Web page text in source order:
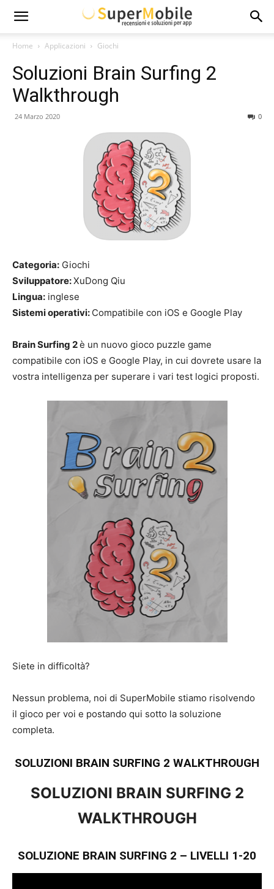
Super
Mobile
Home Applicazioni Giochi
Soluzioni Brain Surfing 2
Walkthrough
24 Marzo 2020 0
Categoria: Giochi
Sviluppatore:XuDong Qiu
Lingua: inglese
Sistemi operativi: Compatibile con iOS e Google Play
Brain Surfing 2è un nuovo gioco puzzle game
compatibile con iOS e Google Play, in cui dovrete usare la
vostra intelligenza per superare i vari test logici proposti.
Siete in difficoltà?
Nessun problema, noi di SuperMobile stiamo risolvendo
il gioco per voi e postando qui sotto la soluzione
completa.
SOLUZIONI BRAIN SURFING 2 WALKTHROUGH
SOLUZIONI BRAIN SURFING 2
WALKTHROUGH
SOLUZIONE BRAIN SURFING 2 – LIVELLI 1-20